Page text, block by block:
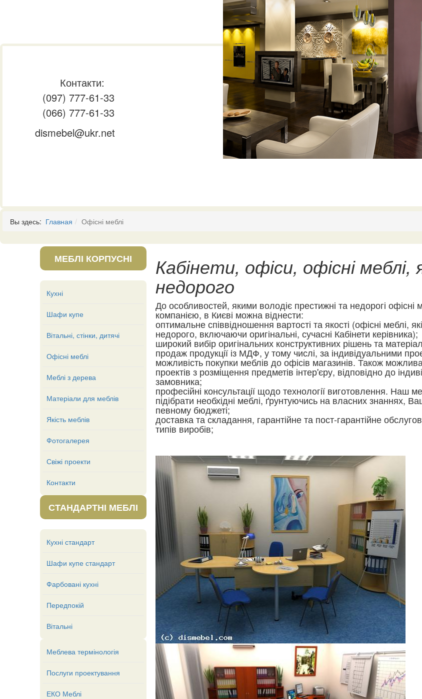
Контакти:
(097) 777-61-33
(066) 777-61-33
dismebel@ukr.net
Вы здесь: Главная Офісні меблі
МЕБЛІ КОРПУСНІ
Кухні
Шафи купе
Вітальні, стінки, дитячі
Офісні меблі
Меблі з дерева
Матеріали для меблів
Якість меблів
Фотогалерея
Свіжі проекти
Контакти
СТАНДАРТНІ МЕБЛІ
Кухні стандарт
Шафи купе стандарт
Фарбовані кухні
Передпокій
Вітальні
Меблева термінологія
Послуги проектування
ЕКО Меблі
Кабінети, офіси, офісні меблі,
недорого
До особливостей, якими володіє престижні та недорогі
компанією, в Києві можна віднести:
оптимальне співвідношення вартості та якості (офісні меблі,
недорого, включаючи оригінальні, сучасні Кабінети керівника);
широкий вибір оригінальних конструктивних рішень та
продаж продукції із МДФ, у тому числі, за індивідуальними
можливість покупки меблів до офісів магазинів. Також
проектів з розміщення предметів інтер'єру, відповідно до
замовника;
професійні консультації щодо технології виготовлення. Наш
підібрати необхідні меблі, ґрунтуючись на власних знаннях,
певному бюджеті;
доставка та складання, гарантійне та пост-гарантійне
типів виробів;